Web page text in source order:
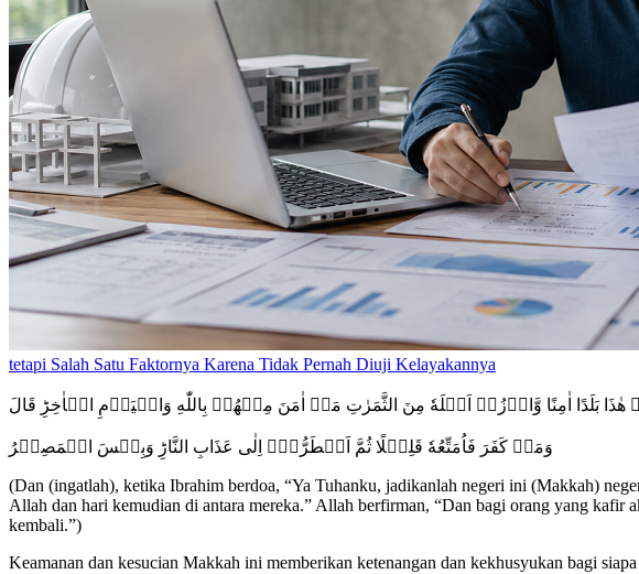
tetapi Salah Satu Faktornya Karena Tidak Pernah Diuji Kelayakannya
بَلَدًا اٰمِنًا وَّارۡزُقۡ اَهۡلَهٗ مِنَ الثَّمَرٰتِ مَنۡ اٰمَنَ مِنۡهُمۡ بِاللّٰهِ وَالۡيَوۡمِ الۡاٰخِرِ‌ؕ قَالَ
وَمَنۡ كَفَرَ فَاُمَتِّعُهٗ قَلِيۡلًا ثُمَّ اَضۡطَرُّهٗۤ اِلٰى عَذَابِ النَّارِ‌ؕ وَبِئۡسَ الۡمَصِيۡرُ
(Dan (ingatlah), ketika Ibrahim berdoa, “Ya Tuhanku, jadikanlah negeri ini (Makkah)
Allah dan hari kemudian di antara mereka.” Allah berfirman, “Dan bagi orang yang kafir
kembali.”)
Keamanan dan kesucian Makkah ini memberikan ketenangan dan kekhusyukan bagi